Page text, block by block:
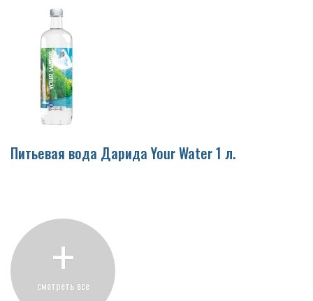
Питьевая вода Дарида Your Water 1 л.
+
смотреть все